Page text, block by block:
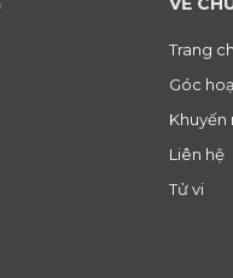
Trang
Góc
Khuyến
Liên hệ
Tử vi